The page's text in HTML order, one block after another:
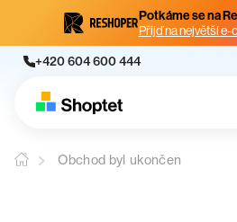
Potkáme se na
Přijď na největší e-
+420 604 600 444
Obchod byl ukončen